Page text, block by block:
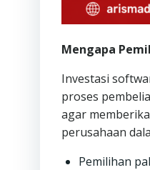
Mengapa
Investasi
proses
agar
perusahaan
Pemilihan